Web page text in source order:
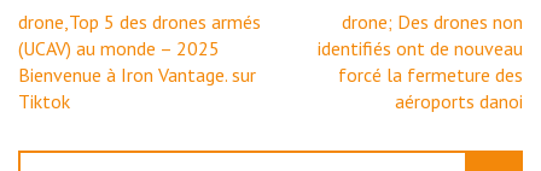
Navigation
de
l’article
drone,Top 5 des drones armés
(UCAV) au monde – 2025
Bienvenue à Iron Vantage. sur
Tiktok
drone; Des drones non
identifiés ont de nouveau
forcé la fermeture des
aéroports danoi